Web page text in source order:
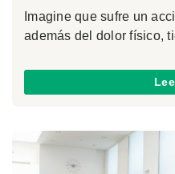
Imagine que sufre un
además del dolor físico,